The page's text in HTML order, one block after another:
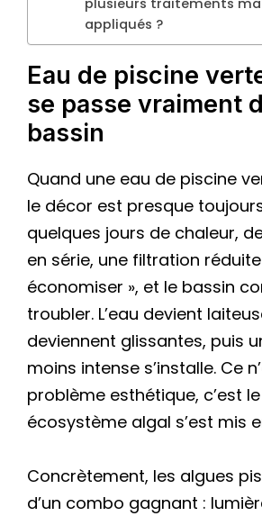
appliqués ?
Eau de piscine
se passe vraiment
bassin
Quand une eau de piscine
le décor est presque
quelques jours de chaleur,
en série, une filtration
économiser », et le bassin
troubler. L’eau devient
deviennent glissantes, puis
moins intense s’installe. Ce
problème esthétique, c’est le
écosystème algal s’est mis
Concrètement, les algues
d’un combo gagnant :